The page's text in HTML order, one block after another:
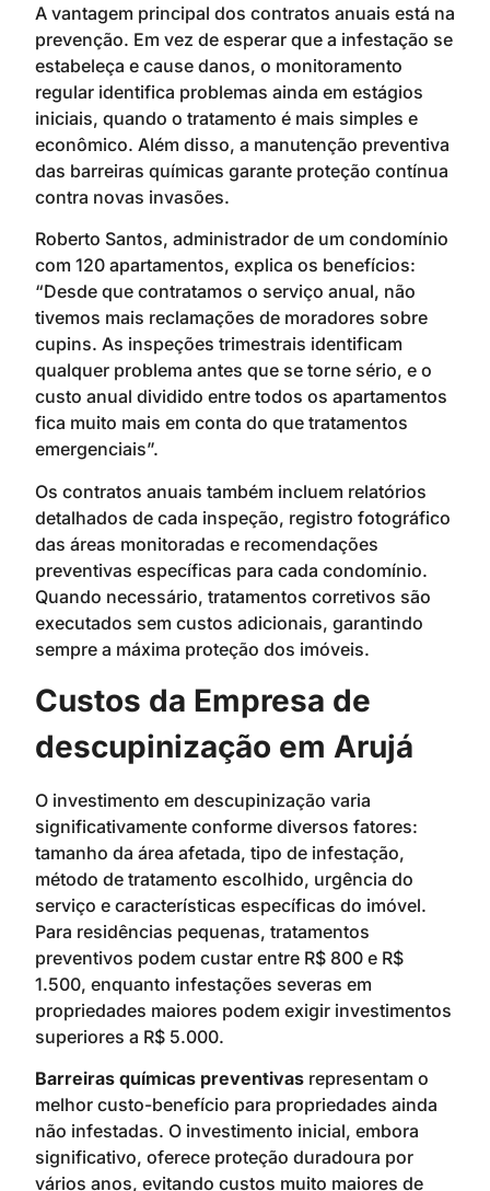
A vantagem principal dos contratos anuais está na
prevenção. Em vez de esperar que a infestação se
estabeleça e cause danos, o monitoramento
regular identifica problemas ainda em estágios
iniciais, quando o tratamento é mais simples e
econômico. Além disso, a manutenção preventiva
das barreiras químicas garante proteção contínua
contra novas invasões.
Roberto Santos, administrador de um condomínio
com 120 apartamentos, explica os benefícios:
“Desde que contratamos o serviço anual, não
tivemos mais reclamações de moradores sobre
cupins. As inspeções trimestrais identificam
qualquer problema antes que se torne sério, e o
custo anual dividido entre todos os apartamentos
fica muito mais em conta do que tratamentos
emergenciais”.
Os contratos anuais também incluem relatórios
detalhados de cada inspeção, registro fotográfico
das áreas monitoradas e recomendações
preventivas específicas para cada condomínio.
Quando necessário, tratamentos corretivos são
executados sem custos adicionais, garantindo
sempre a máxima proteção dos imóveis.
Custos da Empresa de
descupinização em Arujá
O investimento em descupinização varia
significativamente conforme diversos fatores:
tamanho da área afetada, tipo de infestação,
método de tratamento escolhido, urgência do
serviço e características específicas do imóvel.
Para residências pequenas, tratamentos
preventivos podem custar entre R$ 800 e R$
1.500, enquanto infestações severas em
propriedades maiores podem exigir investimentos
superiores a R$ 5.000.
Barreiras químicas preventivas representam o
melhor custo-benefício para propriedades ainda
não infestadas. O investimento inicial, embora
significativo, oferece proteção duradoura por
vários anos, evitando custos muito maiores de